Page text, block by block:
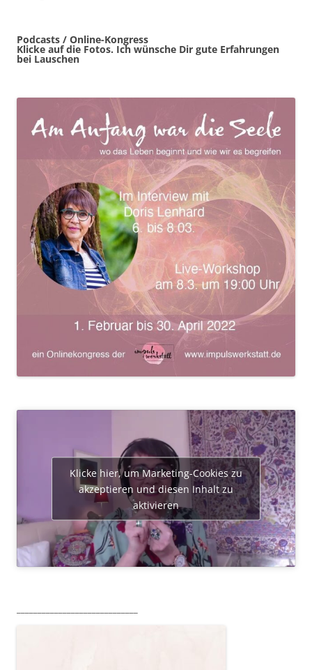
Podcasts / Online-Kongress
Klicke auf die Fotos. Ich wünsche Dir gute Erfahrungen
bei Lauschen
Klicke hier, um Marketing-Cookies zu
akzeptieren und diesen Inhalt zu
aktivieren